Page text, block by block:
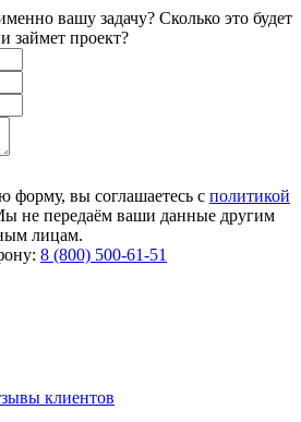
вашу задачу? Сколько это будет
займет проект?
форму, вы соглашаетесь с политикой
не передаём ваши данные другим
лицам.
8 (800) 500-61-51
клиентов